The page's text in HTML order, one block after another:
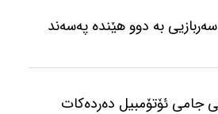
بە دوو هێندە پەسەند
جامی ئۆتۆمبیل دەردەكات